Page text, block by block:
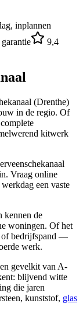
inplannen
9,4
(Drenthe)
in de regio. Of
kitwerk
Vraag online
een vaste
kennen de
woningen. Of het
of bedrijfspand —
werk.
gevelkit van A-
blijvend witte
die jaren
kunststof, glas